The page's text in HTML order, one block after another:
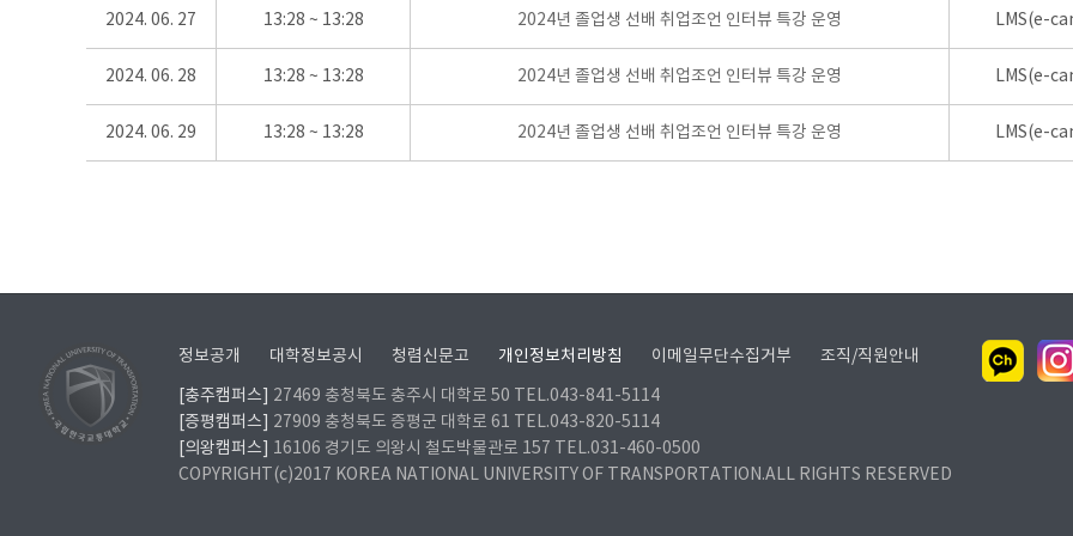
2024. 06. 27 13:28 ~ 13:28 2024년 졸업생 선배 취업조언 인터뷰 특강 운영 LMS(e-
2024. 06. 28 13:28 ~ 13:28 2024년 졸업생 선배 취업조언 인터뷰 특강 운영 LMS(e-
2024. 06. 29 13:28 ~ 13:28 2024년 졸업생 선배 취업조언 인터뷰 특강 운영 LMS(e-
정보공개 대학정보공시 청렴신문고 개인정보처리방침 이메일무단수집거부 조직/직원안내
[충주캠퍼스]
27469 충청북도 충주시 대학로 50 TEL.043-841-5114
[증평캠퍼스]
27909 충청북도 증평군 대학로 61 TEL.043-820-5114
[의왕캠퍼스]
16106 경기도 의왕시 철도박물관로 157 TEL.031-460-0500
COPYRIGHT(c)2017 KOREA NATIONAL UNIVERSITY OF TRANSPORTATION.ALL RIGHTS RESERVED